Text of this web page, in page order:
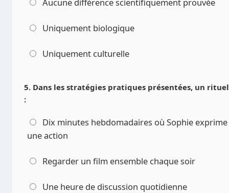
Uniquement biologique
Uniquement culturelle
5. Dans les stratégies pratiques présentées, un
:
une action
Regarder un film ensemble chaque soir
Une heure de discussion quotidienne